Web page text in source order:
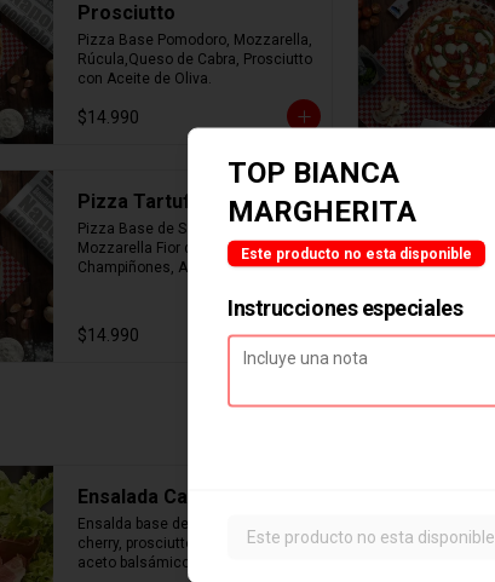
Prosciutto
Pizza Base Pomodoro, Mozzarella,
Rúcula,Queso de Cabra, Prosciutto
con Aceite de Oliva.
$14.990
Pizza Tartufo e Funghi
Pizza Base de Salsa Bianca,
Mozzarella Fior di Latte,
Champiñones, Albahaca,
$14.990
Ensalada Caprese
Ensalda base de lechuga, tomate
cherry, prosciutto, bocconcini y
aceto balsámico.
TOP BIANCA
MARGHERITA
Este producto no esta disponible
Instrucciones especiales
Este producto no esta disponible